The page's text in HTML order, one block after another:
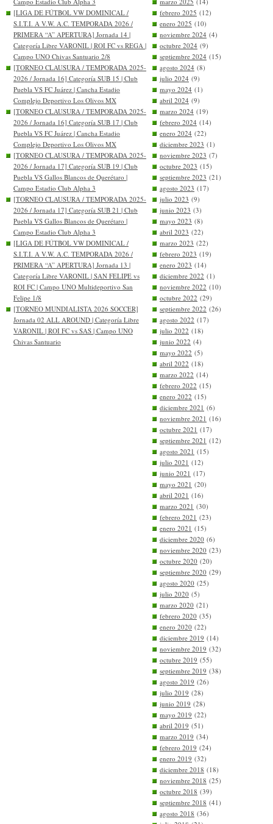
[LIGA DE FÚTBOL VW DOMINICAL /
S.I.T.I. A V.W. A.C. TEMPORADA 2026 /
PRIMERA “A” APERTURA] Jornada 14 |
Categoría Libre VARONIL | ROI FC vs REGA |
Campo UNO Chivas Santuario 2/8
[TORNEO CLAUSURA / TEMPORADA 2025-
2026 / Jornada 16] Categoría SUB 15 | Club
Puebla VS FC Juárez | Cancha Estadio
Complejo Deportivo Los Olivos MX
[TORNEO CLAUSURA / TEMPORADA 2025-
2026 / Jornada 16] Categoría SUB 17 | Club
Puebla VS FC Juárez | Cancha Estadio
Complejo Deportivo Los Olivos MX
[TORNEO CLAUSURA / TEMPORADA 2025-
2026 / Jornada 17] Categoría SUB 19 | Club
Puebla VS Gallos Blancos de Querétaro |
Campo Estadio Club Alpha 3
[TORNEO CLAUSURA / TEMPORADA 2025-
2026 / Jornada 17] Categoría SUB 21 | Club
Puebla VS Gallos Blancos de Querétaro |
Campo Estadio Club Alpha 3
[LIGA DE FÚTBOL VW DOMINICAL /
S.I.T.I. A V.W. A.C. TEMPORADA 2026 /
PRIMERA “A” APERTURA] Jornada 13 |
Categoría Libre VARONIL | SAN FELIPE vs
ROI FC | Campo UNO Multideportivo San
Felipe 1/8
[TORNEO MUNDIALISTA 2026 SOCCER]
Jornada 02 ALL AROUND | Categoría Libre
VARONIL | ROI FC vs SAS | Campo UNO
Chivas Santuario
febrero 2025 (12)
enero 2025 (10)
noviembre 2024 (4)
octubre 2024 (9)
septiembre 2024 (15)
agosto 2024 (8)
julio 2024 (9)
mayo 2024 (1)
abril 2024 (9)
marzo 2024 (19)
febrero 2024 (14)
enero 2024 (22)
diciembre 2023 (1)
noviembre 2023 (7)
octubre 2023 (15)
septiembre 2023 (21)
agosto 2023 (17)
julio 2023 (9)
junio 2023 (3)
mayo 2023 (8)
abril 2023 (22)
marzo 2023 (22)
febrero 2023 (19)
enero 2023 (14)
diciembre 2022 (1)
noviembre 2022 (10)
octubre 2022 (29)
septiembre 2022 (26)
agosto 2022 (17)
julio 2022 (18)
junio 2022 (4)
mayo 2022 (5)
abril 2022 (18)
marzo 2022 (14)
febrero 2022 (15)
enero 2022 (15)
diciembre 2021 (6)
noviembre 2021 (16)
octubre 2021 (17)
septiembre 2021 (12)
agosto 2021 (15)
julio 2021 (12)
junio 2021 (17)
mayo 2021 (20)
abril 2021 (16)
marzo 2021 (30)
febrero 2021 (23)
enero 2021 (15)
diciembre 2020 (6)
noviembre 2020 (23)
octubre 2020 (20)
septiembre 2020 (29)
agosto 2020 (25)
julio 2020 (5)
marzo 2020 (21)
febrero 2020 (35)
enero 2020 (22)
diciembre 2019 (14)
noviembre 2019 (32)
octubre 2019 (55)
septiembre 2019 (38)
agosto 2019 (26)
julio 2019 (28)
junio 2019 (28)
mayo 2019 (22)
abril 2019 (51)
marzo 2019 (34)
febrero 2019 (24)
enero 2019 (32)
diciembre 2018 (18)
noviembre 2018 (25)
octubre 2018 (39)
septiembre 2018 (41)
agosto 2018 (36)